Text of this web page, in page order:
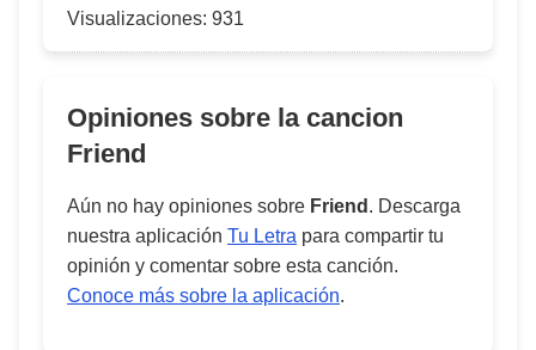
Visualizaciones: 931
Opiniones sobre la cancion
Friend
Aún no hay opiniones sobre Friend . Descarga
nuestra aplicación Tu Letra para compartir tu
opinión y comentar sobre esta canción.
Conoce más sobre la aplicación.